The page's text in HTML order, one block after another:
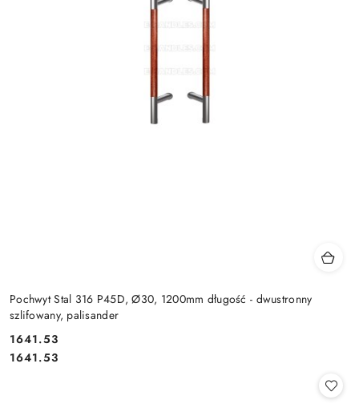
Pochwyt Stal 316 P45D, Ø30, 1200mm długość - dwustronny
szlifowany, palisander
Cena:
1641.53
Cena:
1641.53